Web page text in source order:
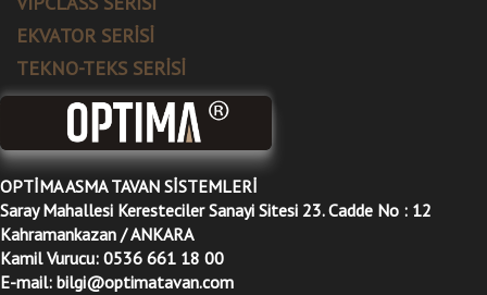
EKVATOR SERİSİ
TEKNO-TEKS SERİSİ
OPTİMA ASMA TAVAN SİSTEMLERİ
Saray Mahallesi Keresteciler Sanayi Sitesi 23. Cadde No : 12
Kahramankazan / ANKARA
Kamil Vurucu: 0536 661 18 00
E-mail: bilgi@optimatavan.com